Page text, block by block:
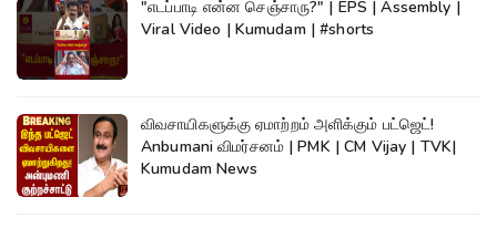
"எடப்பாடி என்ன செஞ்சாரு?" | EPS | Assembly |
Viral Video | Kumudam | #shorts
விவசாயிகளுக்கு ஏமாற்றம் அளிக்கும் பட்ஜெட்!
Anbumani விமர்சனம் | PMK | CM Vijay | TVK|
Kumudam News